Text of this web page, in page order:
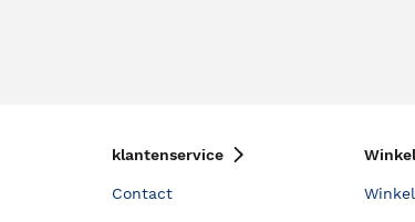
klantenservice
Contact